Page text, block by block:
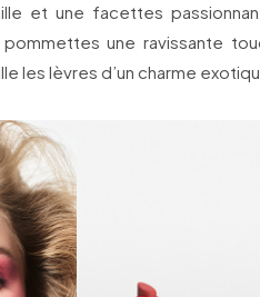
et une facettes
une ravissante
les lèvres d’un charme